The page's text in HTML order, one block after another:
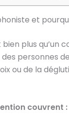
et
plus qu’un
personnes
ou de la
couvrent :